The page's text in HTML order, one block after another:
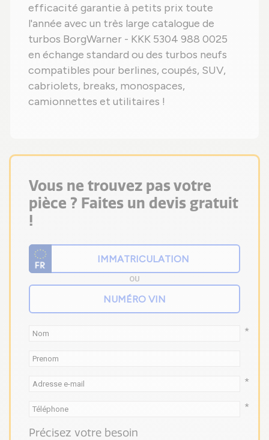
efficacité garantie à petits prix toute
l'année avec un très large catalogue de
turbos BorgWarner - KKK 5304 988 0025
en échange standard ou des turbos neufs
compatibles pour berlines, coupés, SUV,
cabriolets, breaks, monospaces,
camionnettes et utilitaires !
Vous ne trouvez pas votre
pièce ? Faites un devis gratuit
!
OU
*
*
*
Précisez votre besoin